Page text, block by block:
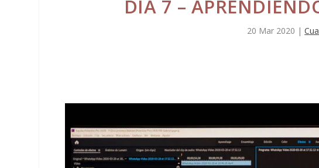
DÍA 7 –
20 Mar 2020 |